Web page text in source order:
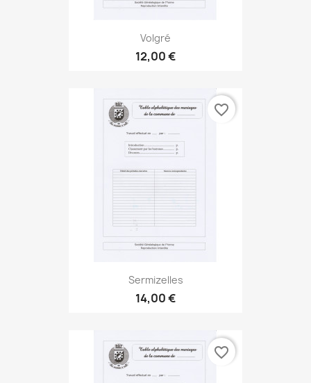
Volgré
12,00 €
Sermizelles
14,00 €
favorite_border
favorite_border